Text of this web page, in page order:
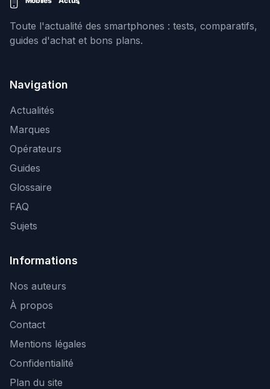
Toute l'actualité des smartphones : tests, comparatifs,
guides d'achat et bons plans.
Navigation
Actualités
Marques
Opérateurs
Guides
Glossaire
FAQ
Sujets
Informations
Nos auteurs
À propos
Contact
Mentions légales
Confidentialité
Plan du site